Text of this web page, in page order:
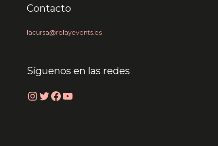
Contacto
lacursa@relayevents.es
Síguenos en las redes
Instagram
Twitter
Facebook
YouTube